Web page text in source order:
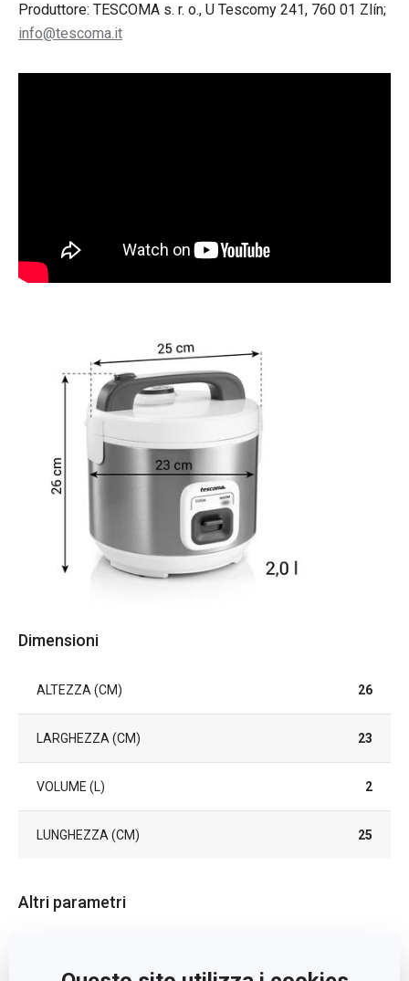
Produttore: TESCOMA s. r. o., U Tescomy 241, 760 01 Zlín;
info@tescoma.it
Dimensioni
ALTEZZA (CM) 26
LARGHEZZA (CM) 23
VOLUME (L) 2
LUNGHEZZA (CM) 25
Altri parametri